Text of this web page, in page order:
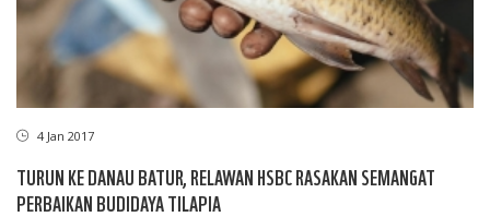
4 Jan 2017
TURUN KE DANAU BATUR, RELAWAN HSBC RASAKAN SEMANGAT
PERBAIKAN BUDIDAYA TILAPIA